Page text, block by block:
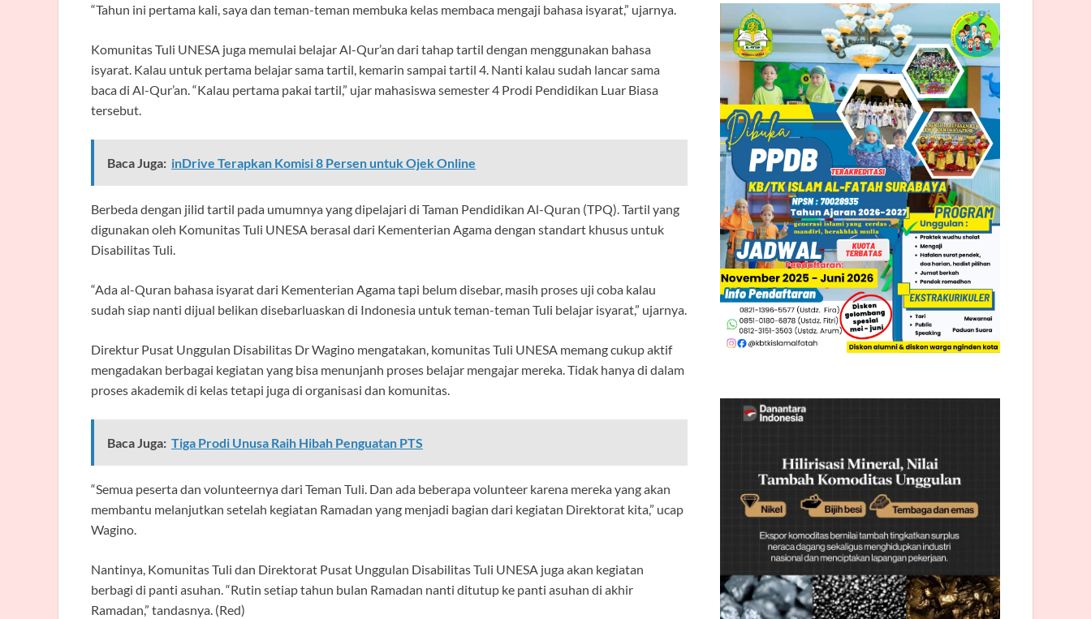
“Tahun ini pertama kali, saya dan teman-teman membuka kelas membaca mengaji bahasa isyarat,” ujarnya.
Komunitas Tuli UNESA juga memulai belajar Al-Qur’an dari tahap tartil dengan menggunakan bahasa
isyarat. Kalau untuk pertama belajar sama tartil, kemarin sampai tartil 4. Nanti kalau sudah lancar sama
baca di Al-Qur’an. “Kalau pertama pakai tartil,” ujar mahasiswa semester 4 Prodi Pendidikan Luar Biasa
tersebut.
Baca Juga: inDrive Terapkan Komisi 8 Persen untuk Ojek Online
Berbeda dengan jilid tartil pada umumnya yang dipelajari di Taman Pendidikan Al-Quran (TPQ). Tartil yang
digunakan oleh Komunitas Tuli UNESA berasal dari Kementerian Agama dengan standart khusus untuk
Disabilitas Tuli.
“Ada al-Quran bahasa isyarat dari Kementerian Agama tapi belum disebar, masih proses uji coba kalau
sudah siap nanti dijual belikan disebarluaskan di Indonesia untuk teman-teman Tuli belajar isyarat,” ujarnya.
Direktur Pusat Unggulan Disabilitas Dr Wagino mengatakan, komunitas Tuli UNESA memang cukup aktif
mengadakan berbagai kegiatan yang bisa menunjanh proses belajar mengajar mereka. Tidak hanya di dalam
proses akademik di kelas tetapi juga di organisasi dan komunitas.
Baca Juga: Tiga Prodi Unusa Raih Hibah Penguatan PTS
“Semua peserta dan volunteernya dari Teman Tuli. Dan ada beberapa volunteer karena mereka yang akan
membantu melanjutkan setelah kegiatan Ramadan yang menjadi bagian dari kegiatan Direktorat kita,” ucap
Wagino.
Nantinya, Komunitas Tuli dan Direktorat Pusat Unggulan Disabilitas Tuli UNESA juga akan kegiatan
berbagi di panti asuhan. “Rutin setiap tahun bulan Ramadan nanti ditutup ke panti asuhan di akhir
Ramadan,” tandasnya. (Red)